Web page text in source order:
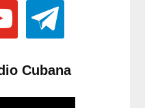
telegram
Cubana